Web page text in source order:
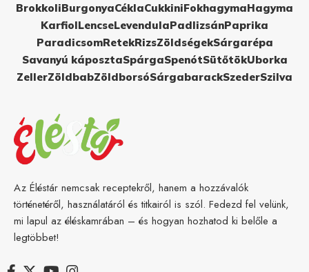
BrokkoliBurgonyaCéklaCukkiniFokhagymaHagyma
KarfiolLencseLevendulaPadlizsánPaprika
ParadicsomRetekRizsZöldségekSárgarépa
Savanyú káposztaSpárgaSpenótSütőtökUborka
ZellerZöldbabZöldborsóSárgabarackSzederSzilva
Az Éléstár nemcsak receptekről, hanem a hozzávalók
történetéről, használatáról és titkairól is szól. Fedezd fel velünk,
mi lapul az éléskamrában – és hogyan hozhatod ki belőle a
legtöbbet!